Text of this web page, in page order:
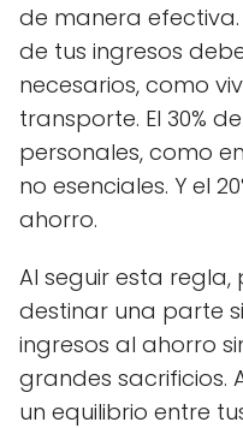
de manera efectiva.
de tus ingresos
necesarios, como
transporte. El 30%
personales, como
no esenciales. Y el
ahorro.
Al seguir esta
destinar una parte
ingresos al ahorro
grandes sacrificios.
un equilibrio entre